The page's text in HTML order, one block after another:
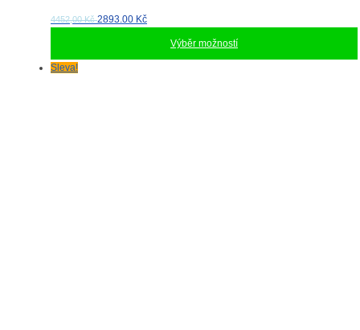
4452,00 Kč2893.00 Kč
Výběr možností
Tento
Sleva!